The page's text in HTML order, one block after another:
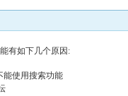
有如下几个原因:
能使用搜索功能